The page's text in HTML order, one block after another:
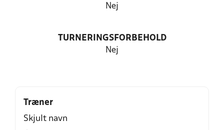
Nej
TURNERINGSFORBEHOLD
Nej
Træner
Skjult navn